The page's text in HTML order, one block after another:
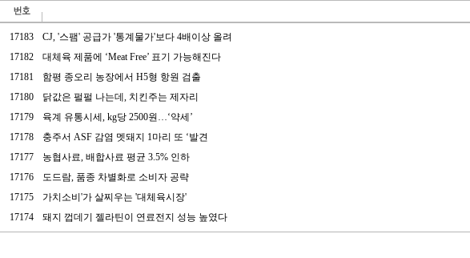
17183 CJ, '스팸' 공급가 '통계물가'보다 4배이상 올려
17182
대체육 제품에 ‘Meat Free’ 표기 가능해진다
17181
함평 종오리 농장에서 H5형 항원 검출
17180
닭값은 펄펄 나는데, 치킨주는 제자리
17179
육계 유통시세, kg당 2500원…‘약세’
17178
충주서 ASF 감염 멧돼지 1마리 또 ‘발견
17177
농협사료, 배합사료 평균 3.5% 인하
17176
도드람, 품종 차별화로 소비자 공략
17175
가치소비'가 살찌우는 '대체육시장'
17174
돼지 껍데기 젤라틴이 연료전지 성능 높였다